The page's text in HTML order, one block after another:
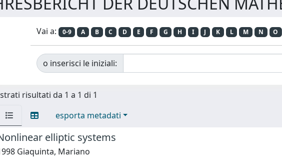
Vai a: 0-9 A B C D E F G H I J K L M N O
o inserisci le iniziali:
risultati da 1 a 1 di 1
esporta metadati
elliptic systems
Giaquinta, Mariano